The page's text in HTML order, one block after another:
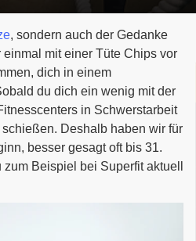
, sondern auch der Gedanke
mit einer Tüte Chips vor
dich in einem
du dich ein wenig mit der
in Schwerstarbeit
Deshalb haben wir für
besser gesagt oft bis 31.
Beispiel bei Superfit aktuell